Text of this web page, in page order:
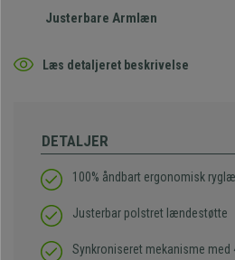
Justerbare Armlæn
Læs detaljeret beskrivelse
DETALJER
100% åndbart ergonomisk
Justerbar polstret lændestøtte
Synkroniseret mekanisme